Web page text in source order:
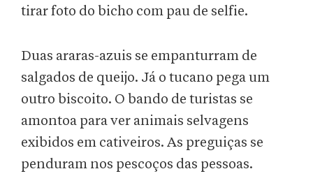
tirar foto do bicho com pau de selfie.
Duas araras-azuis se empanturram de
salgados de queijo. Já o tucano pega um
outro biscoito. O bando de turistas se
amontoa para ver animais selvagens
exibidos em cativeiros. As preguiças se
penduram nos pescoços das pessoas.